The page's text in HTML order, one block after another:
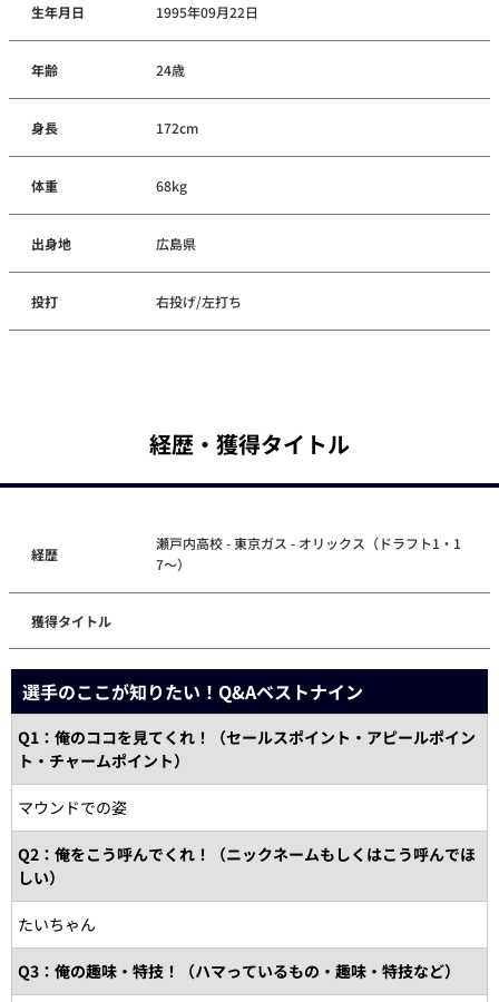
生年月日 1995年09月22日
年齢 24歳
身長 172cm
体重 68kg
出身地 広島県
投打 右投げ/左打ち
経歴・獲得タイトル
経歴
瀬戸内高校 - 東京ガス - オリックス（ドラフト1・1
7～）
獲得タイトル
選手のここが知りたい！Q&Aベストナイン
Q1：俺のココを見てくれ！（セールスポイント・アピールポイン
ト・チャームポイント）
マウンドでの姿
Q2：俺をこう呼んでくれ！（ニックネームもしくはこう呼んでほ
しい）
たいちゃん
Q3：俺の趣味・特技！（ハマっているもの・趣味・特技など）